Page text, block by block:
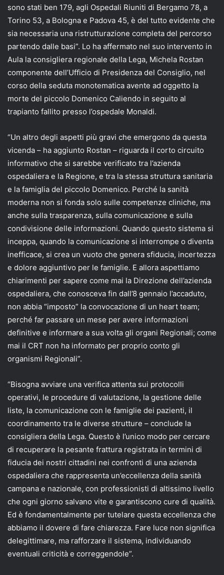
sono stati ben 179, agli Ospedali Riuniti di Bergamo 78, a
Torino 53, a Bologna e Padova 45, è del tutto evidente che
sia necessaria una ristrutturazione completa del percorso
partendo dalle basi”. Lo ha affermato nel suo intervento in
Aula la consigliera regionale della Lega, Michela Rostan
componente dell’Ufficio di Presidenza del Consiglio, nel
corso della seduta monotematica avente ad oggetto la
morte del piccolo Domenico Caliendo in seguito al
trapianto fallito presso l’ospedale Monaldi.
“Un altro degli aspetti più gravi che emergono da questa
vicenda – ha aggiunto Rostan – riguarda il corto circuito
informativo che si sarebbe verificato tra l’azienda
ospedaliera e la Regione, e tra la stessa struttura sanitaria
e la famiglia del piccolo Domenico. Perché la sanità
moderna non si fonda solo sulle competenze cliniche, ma
anche sulla trasparenza, sulla comunicazione e sulla
condivisione delle informazioni. Quando questo sistema si
inceppa, quando la comunicazione si interrompe o diventa
inefficace, si crea un vuoto che genera sfiducia, incertezza
e dolore aggiuntivo per le famiglie. E allora aspettiamo
chiarimenti per sapere come mai la Direzione dell’azienda
ospedaliera, che conosceva fin dall’8 gennaio l’accaduto,
non abbia “imposto” la convocazione di un heart team;
perché far passare un mese per avere informazioni
definitive e informare a sua volta gli organi Regionali; come
mai il CRT non ha informato per proprio conto gli
organismi Regionali”.
“Bisogna avviare una verifica attenta sui protocolli
operativi, le procedure di valutazione, la gestione delle
liste, la comunicazione con le famiglie dei pazienti, il
coordinamento tra le diverse strutture – conclude la
consigliera della Lega. Questo è l’unico modo per cercare
di recuperare la pesante frattura registrata in termini di
fiducia dei nostri cittadini nei confronti di una azienda
ospedaliera che rappresenta un’eccellenza della sanità
campana e nazionale, con professionisti di altissimo livello
che ogni giorno salvano vite e garantiscono cure di qualità.
Ed è fondamentalmente per tutelare questa eccellenza che
abbiamo il dovere di fare chiarezza. Fare luce non significa
delegittimare, ma rafforzare il sistema, individuando
eventuali criticità e correggendole”.